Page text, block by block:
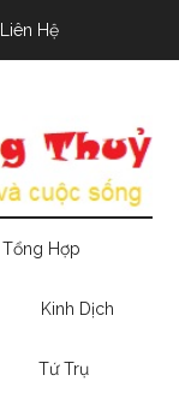
Liên Hệ
Tổng Hợp
Kinh Dịch
Tứ Trụ